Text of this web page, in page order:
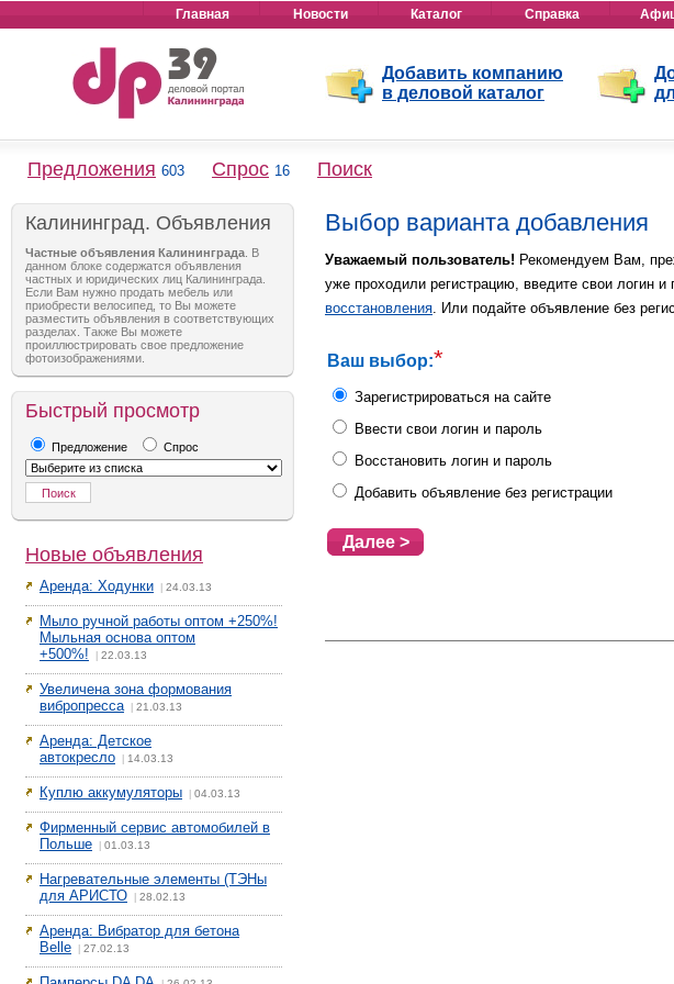
Главная Новости Каталог Справка
Добавить компанию
в деловой каталог
Предложения 603 Спрос 16 Поиск
Калининград. Объявления
Частные объявления Калининграда . В
данном блоке содержатся объявления
частных и юридических лиц Калининграда.
Если Вам нужно продать мебель или
приобрести велосипед, то Вы можете
разместить объявления в соответствующих
разделах. Также Вы можете
проиллюстрировать свое предложение
фотоизображениями.
Быстрый просмотр
Предложение Спрос
Новые объявления
Аренда: Ходунки 24.03.13
Мыло ручной работы оптом +250%!
Мыльная основа оптом
+500%!
22.03.13
Увеличена зона формования
вибропресса| 21.03.13
Аренда: Детское
автокресло
14.03.13
Куплю аккумуляторы 04.03.13
Фирменный сервис автомобилей в
Польше
01.03.13
Нагревательные элементы (ТЭНы
для АРИСТО
28.02.13
Аренда: Вибратор для бетона
Belle
27.02.13
Выбор варианта добавления
Уважаемый пользователь! Рекомендуем Вам,
уже проходили регистрацию, введите свои логин
восстановления. Или подайте объявление без
Ваш выбор:*
Зарегистрироваться на сайте
Ввести свои логин и пароль
Восстановить логин и пароль
Добавить объявление без регистрации